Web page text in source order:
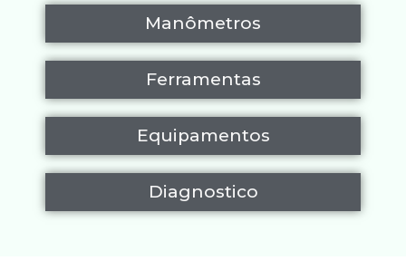
Manômetros
Ferramentas
Equipamentos
Diagnostico